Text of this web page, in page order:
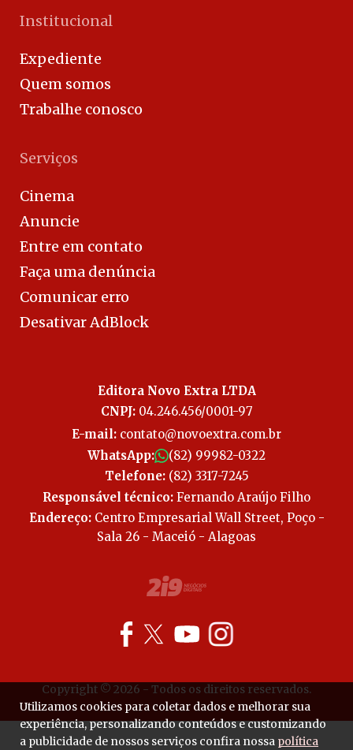
Institucional
Expediente
Quem somos
Trabalhe conosco
Serviços
Cinema
Anuncie
Entre em contato
Faça uma denúncia
Comunicar erro
Desativar AdBlock
Editora Novo Extra LTDA
CNPJ:04.246.456/0001-97
E-mail: contato@novoextra.com.br
WhatsApp:
(82) 99982-0322
Telefone:(82) 3317-7245
Responsável técnico: Fernando Araújo Filho
Endereço:Centro Empresarial Wall Street, Poço -
Sala 26 - Maceió - Alagoas
Copyright © 2026 - Todos os direitos reservados.
Utilizamos cookies para coletar dados e melhorar sua
experiência, personalizando conteúdos e customizando
a publicidade de nossos serviços confira nossa política